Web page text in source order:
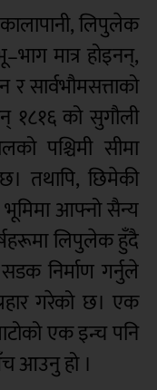
लिपुलेक
मात्र होइनन्,
र सार्वभौमसत्ताको
१८१६ को सुगौली
पश्चिमी सीमा
तथापि, छिमेकी
आफ्नो सैन्य
लिपुलेक हुँदै
निर्माण गर्नुले
गरेको छ। एक
एक इन्च पनि
आउनु हो ।